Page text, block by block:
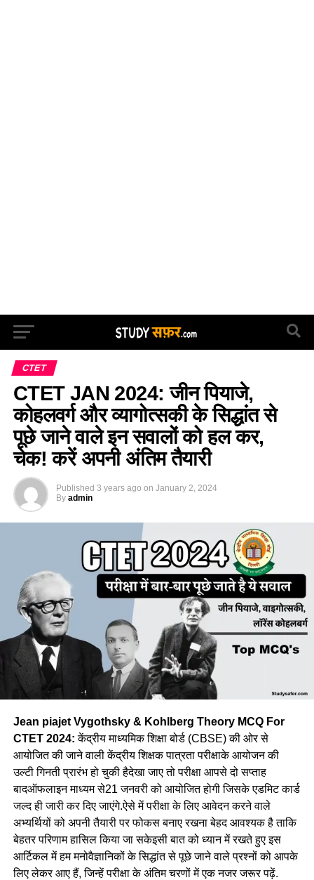
CTET
CTET JAN 2024: जीन पियाजे,
कोहलवर्ग और व्यागोत्सकी के सिद्धांत से
पूछे जाने वाले इन सवालों को हल कर,
चेक! करें अपनी अंतिम तैयारी
Published 3 years ago on January 2, 2024
By admin
Jean piajet Vygothsky & Kohlberg Theory MCQ For
CTET 2024: केंद्रीय माध्यमिक शिक्षा बोर्ड (CBSE) की ओर से
आयोजित की जाने वाली केंद्रीय शिक्षक पात्रता परीक्षाके आयोजन की
उल्टी गिनती प्रारंभ हो चुकी हैदेखा जाए तो परीक्षा आपसे दो सप्ताह
बादऑफलाइन माध्यम से21 जनवरी को आयोजित होगी जिसके एडमिट कार्ड
जल्द ही जारी कर दिए जाएंगे.ऐसे में परीक्षा के लिए आवेदन करने वाले
अभ्यर्थियों को अपनी तैयारी पर फोकस बनाए रखना बेहद आवश्यक है ताकि
बेहतर परिणाम हासिल किया जा सकेइसी बात को ध्यान में रखते हुए इस
आर्टिकल में हम मनोवैज्ञानिकों के सिद्धांत से पूछे जाने वाले प्रश्नों को आपके
लिए लेकर आए हैं, जिन्हें परीक्षा के अंतिम चरणों में एक नजर जरूर पढ़ें.